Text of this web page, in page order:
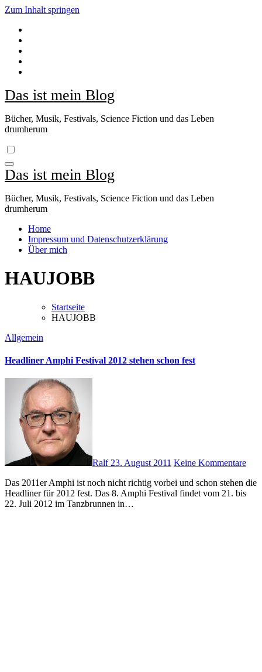
Zum Inhalt springen
Das ist mein Blog
Bücher, Musik, Festivals, Science Fiction und das Leben
drumherum
Das ist mein Blog
Bücher, Musik, Festivals, Science Fiction und das Leben
drumherum
Home
Impressum und Datenschutzerklärung
Über mich
HAUJOBB
Startseite
HAUJOBB
Allgemein
Headliner Amphi Festival 2012 stehen schon fest
Ralf23. August 2011 Keine Kommentare
Das 2011er Amphi ist noch nicht richtig vorbei und schon stehen die
Headliner für 2012 fest. Das 8. Amphi Festival findet vom 21. bis
22. Juli 2012 im Tanzbrunnen in…